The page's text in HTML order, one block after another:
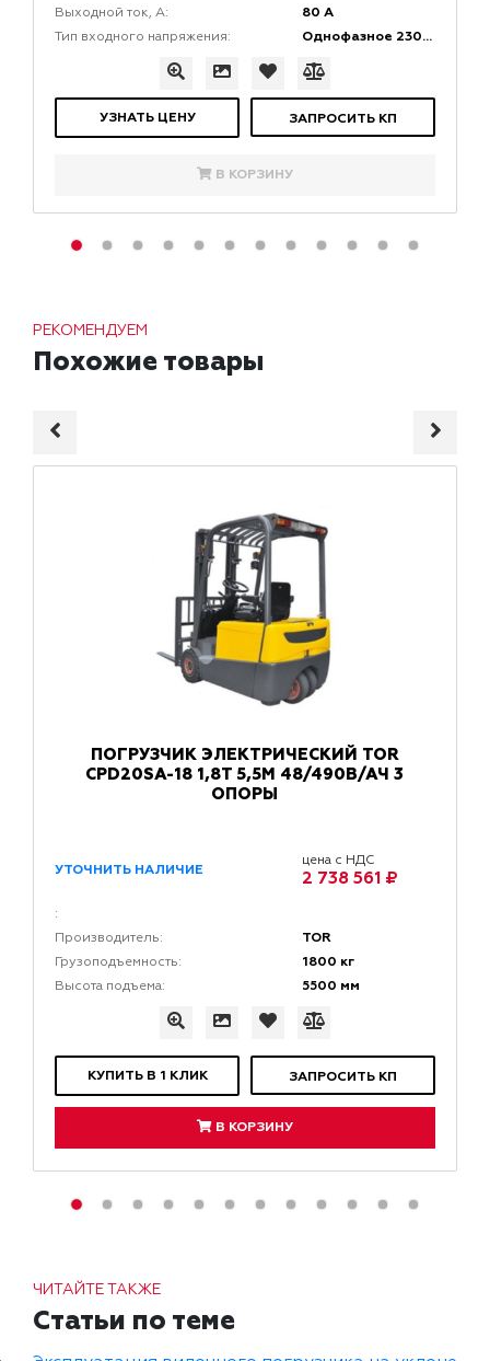
Выходной ток, A: 80 А
Тип входного напряжения: Однофазное 230V (AC)/Трехфазное 400V (AC)
УЗНАТЬ ЦЕНУ ЗАПРОСИТЬ КП
В КОРЗИНУ
РЕКОМЕНДУЕМ
Похожие товары
ПОГРУЗЧИК ЭЛЕКТРИЧЕСКИЙ TOR
CPD20SA-18 1,8Т 5,5М 48/490В/АЧ 3
ОПОРЫ
УТОЧНИТЬ НАЛИЧИЕ
цена с НДС
2 738 561 ₽
:
Производитель:
TOR
Грузоподъемность: 1800 кг
Высота подъема: 5500 мм
КУПИТЬ В 1 КЛИК ЗАПРОСИТЬ КП
В КОРЗИНУ
ЧИТАЙТЕ ТАКЖЕ
Статьи по теме